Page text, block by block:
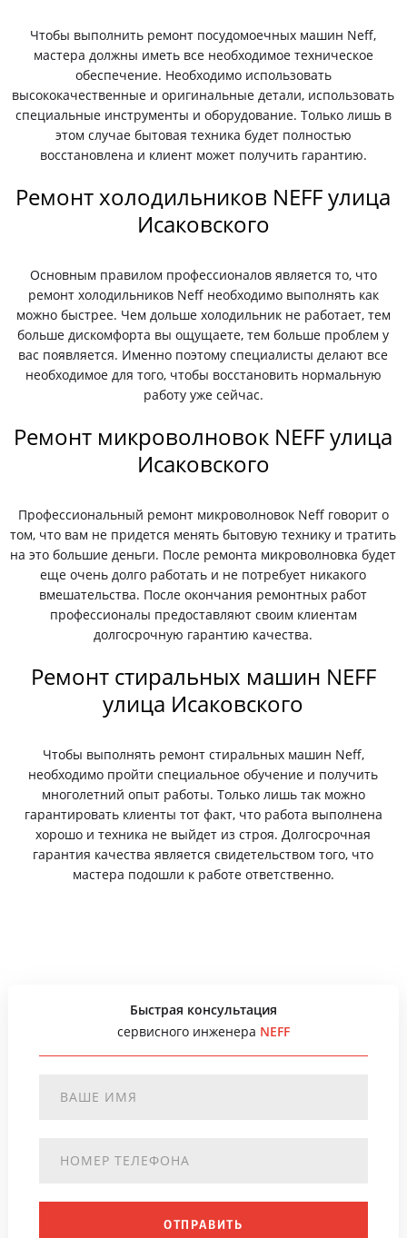
Чтобы выполнить ремонт посудомоечных машин Neff,
мастера должны иметь все необходимое техническое
обеспечение. Необходимо использовать
высококачественные и оригинальные детали, использовать
специальные инструменты и оборудование. Только лишь в
этом случае бытовая техника будет полностью
восстановлена и клиент может получить гарантию.
Ремонт холодильников NEFF улица
Исаковского
Основным правилом профессионалов является то, что
ремонт холодильников Neff необходимо выполнять как
можно быстрее. Чем дольше холодильник не работает, тем
больше дискомфорта вы ощущаете, тем больше проблем у
вас появляется. Именно поэтому специалисты делают все
необходимое для того, чтобы восстановить нормальную
работу уже сейчас.
Ремонт микроволновок NEFF улица
Исаковского
Профессиональный ремонт микроволновок Neff говорит о
том, что вам не придется менять бытовую технику и тратить
на это большие деньги. После ремонта микроволновка будет
еще очень долго работать и не потребует никакого
вмешательства. После окончания ремонтных работ
профессионалы предоставляют своим клиентам
долгосрочную гарантию качества.
Ремонт стиральных машин NEFF
улица Исаковского
Чтобы выполнять ремонт стиральных машин Neff,
необходимо пройти специальное обучение и получить
многолетний опыт работы. Только лишь так можно
гарантировать клиенты тот факт, что работа выполнена
хорошо и техника не выйдет из строя. Долгосрочная
гарантия качества является свидетельством того, что
мастера подошли к работе ответственно.
Быстрая консультация
сервисного инженера NEFF
ОТПРАВИТЬ